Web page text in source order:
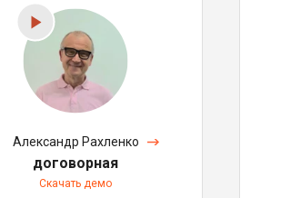
Александр Рахленко
договорная
Скачать демо